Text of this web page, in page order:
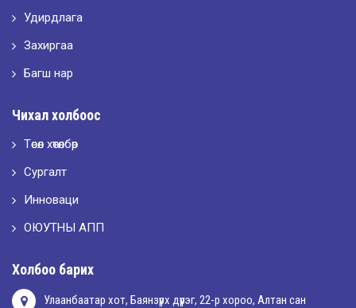
“ХҮСЛЭН 2026” хувцас загварын улсын уралдаан,
Удирдлага
Захиргаа
Багш нар
Чихал холбоос
Төсөл хөтөлбөр
Сургалт
Инноваци
ОЮУТНЫ АПП
Холбоо барих
Улаанбаатар хот, Баянзүрх дүүрэг, 22-р хороо, Алтан сан